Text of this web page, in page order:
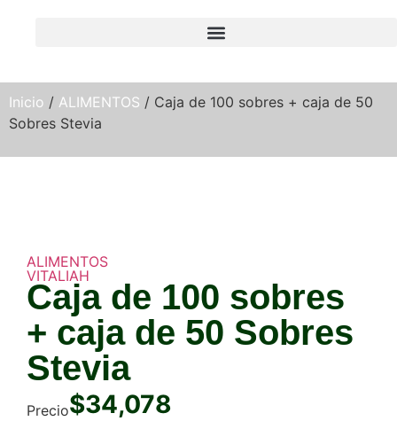
Inicio / ALIMENTOS / Caja de 100 sobres + caja de 50
Sobres Stevia
ALIMENTOS
VITALIAH
Caja de 100 sobres
+ caja de 50 Sobres
Stevia
Precio$34,078